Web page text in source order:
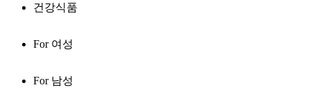
건강식품
For 여성
For 남성